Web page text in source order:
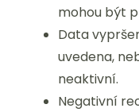
mohou být
Data
uvedena,
neaktivní.
Negativní